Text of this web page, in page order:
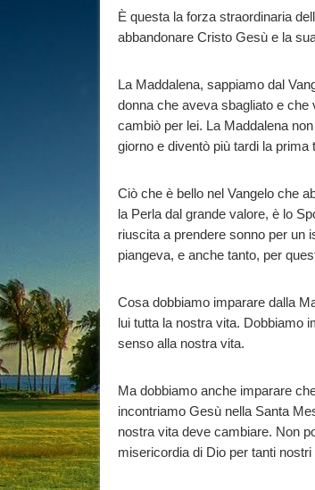
È questa la forza straordinaria
abbandonare Cristo Gesù e la
La Maddalena, sappiamo dal
donna che aveva sbagliato e
cambiò per lei. La Maddalena
giorno e diventò più tardi la
Ciò che è bello nel Vangelo che
la Perla dal grande valore, è lo
riuscita a prendere sonno per un
piangeva, e anche tanto, per
Cosa dobbiamo imparare dalla
lui tutta la nostra vita. Dobbiamo
senso alla nostra vita.
Ma dobbiamo anche imparare
incontriamo Gesù nella Santa
nostra vita deve cambiare. Non
misericordia di Dio per tanti